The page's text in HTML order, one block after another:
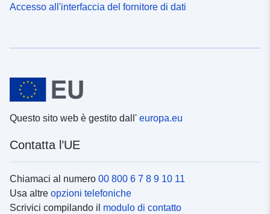
Accesso all'interfaccia del fornitore di dati
Questo sito web è gestito dall' europa.eu
Contatta l’UE
Chiamaci al numero 00 800 6 7 8 9 10 11
Usa altre opzioni telefoniche
Scrivici compilando il modulo di contatto